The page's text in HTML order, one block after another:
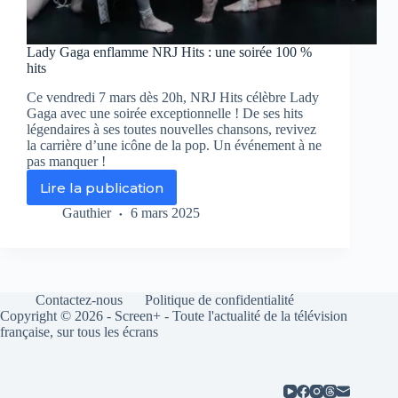
Lady Gaga enflamme NRJ Hits : une soirée 100 %
hits
Ce vendredi 7 mars dès 20h, NRJ Hits célèbre Lady
Gaga avec une soirée exceptionnelle ! De ses hits
légendaires à ses toutes nouvelles chansons, revivez
la carrière d’une icône de la pop. Un événement à ne
pas manquer !
Lire la publication
Lady
Gaga
une
soirée
100
Gauthier 6 mars 2025
Contactez-nous
Politique de confidentialité
Copyright © 2026 - Screen+ - Toute l'actualité de la télévision
française, sur tous les écrans